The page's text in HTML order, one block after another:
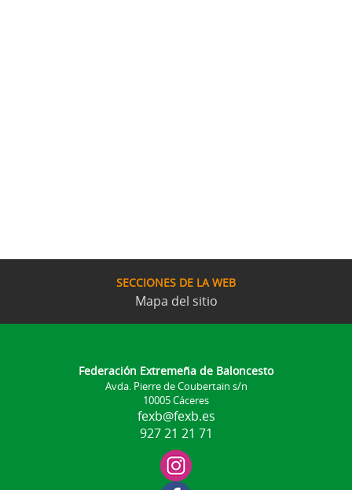
SECCIONES DE LA WEB
Mapa del sitio
Federación Extremeña de Baloncesto
Avda. Pierre de Coubertain s/n
10005 Cáceres
fexb@fexb.es
927 21 21 71